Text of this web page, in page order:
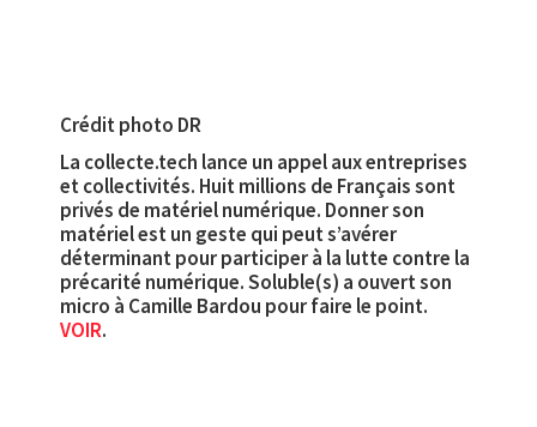
Crédit photo DR
La collecte.tech lance un appel aux entreprises
et collectivités. Huit millions de Français sont
privés de matériel numérique. Donner son
matériel est un geste qui peut s’avérer
déterminant pour participer à la lutte contre la
précarité numérique. Soluble(s) a ouvert son
micro à Camille Bardou pour faire le point.
VOIR.